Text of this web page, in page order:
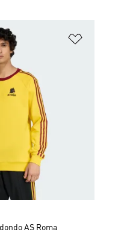
AS Roma